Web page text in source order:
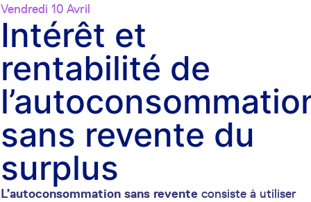
Vendredi 10 Avril
Intérêt et
rentabilité de
sans revente du
surplus
L’autoconsommation sans revente consiste à utiliser